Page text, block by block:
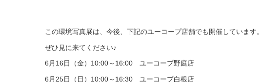
この環境写真展は、今後、下記のユーコープ店舗でも開催しています。
ぜひ見に来てください♪
6月16日（金）10:00～16:00 ユーコープ野庭店
6月25日（日）10:00～16:30 ユーコープ白根店